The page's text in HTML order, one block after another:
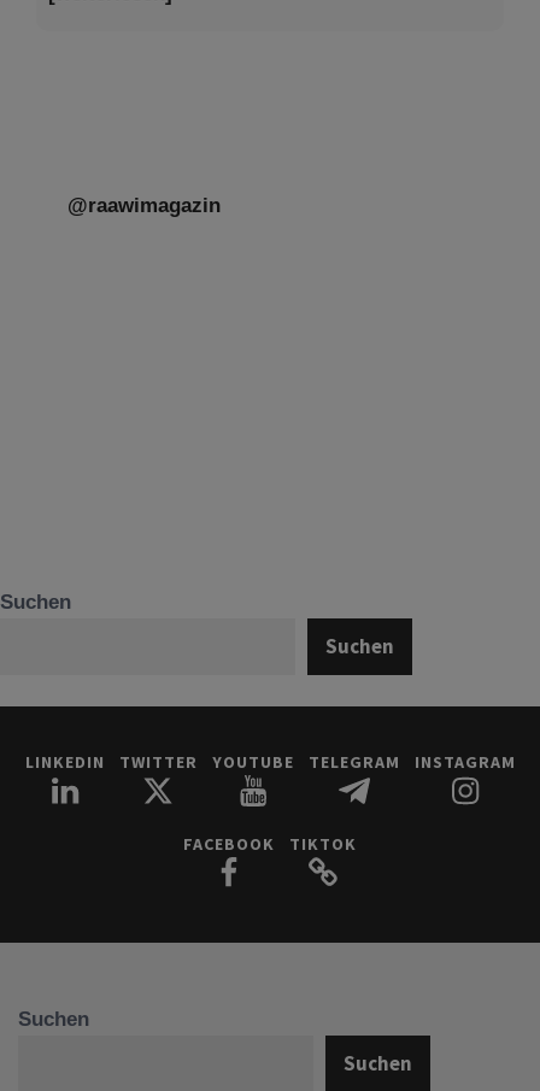
@raawimagazin
Suchen
Suchen
LINKEDIN TWITTER YOUTUBE TELEGRAM INSTAGRAM
FACEBOOK TIKTOK
Suchen
Suchen